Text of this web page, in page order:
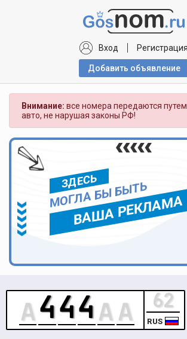
Вход Регистрация
Добавить объявлениe
Внимание: все номера передаются
авто, не нарушая законы РФ!
ЗДЕСЬ
МОГЛА БЫ БЫТЬ
ВАША РЕКЛАМА
RUS